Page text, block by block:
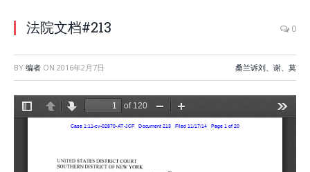
法院文档#213 0
BY 编者 ON 2016年2月7日 桑兰诉刘、谢、莫